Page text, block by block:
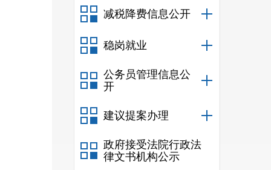
减税降费信息公开
稳岗就业
公务员管理信息公
开
建议提案办理
政府接受法院行政法
律文书机构公示